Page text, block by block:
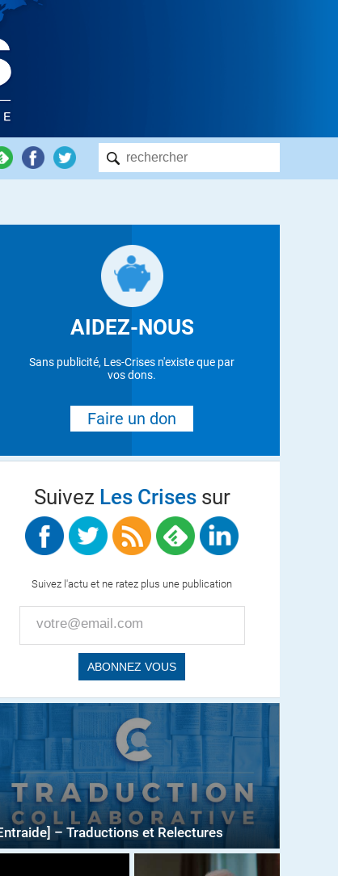
AIDEZ-NOUS
Sans publicité, Les-Crises n'existe que par
vos dons.
Faire un don
Suivez Les Crisessur
Suivez l'actu et ne ratez plus une publication
– Traductions et Relectures